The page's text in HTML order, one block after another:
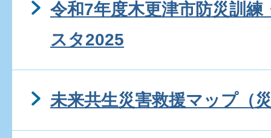
令和7年度木更津市防災訓
スタ2025
未来共生災害救援マップ（